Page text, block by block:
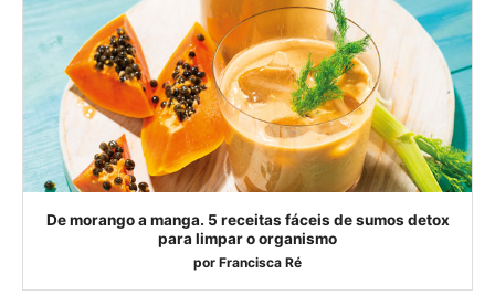
De morango a manga. 5 receitas fáceis de sumos detox
para limpar o organismo
por Francisca Ré